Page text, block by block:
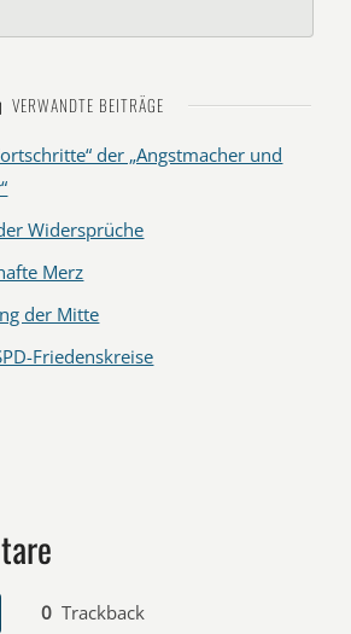
VERWANDTE BEITRÄGE
der „Angstmacher und
Widersprüche
Merz
der Mitte
Friedenskreise
0 Trackback